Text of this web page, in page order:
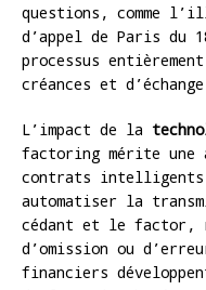
questions, comme
d’appel de Paris du
processus
créances et
L’impact de la
factoring mérite
contrats
automatiser la
cédant et le factor,
d’omission ou
financiers